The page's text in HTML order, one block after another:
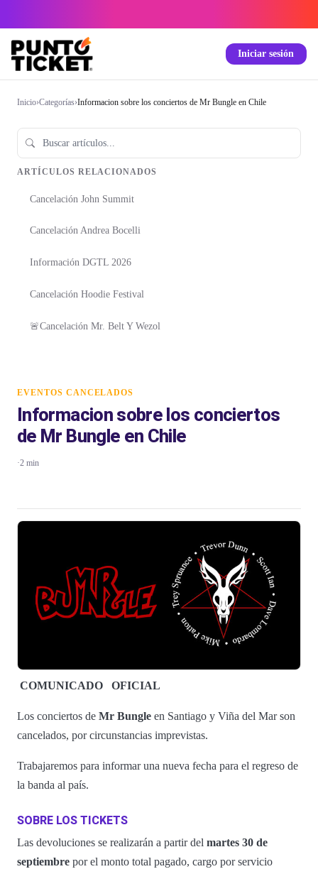
Iniciar sesión
Inicio›Categorías›Informacion sobre los conciertos de Mr Bungle en Chile
ARTÍCULOS RELACIONADOS
Cancelación John Summit
Cancelación Andrea Bocelli
Información DGTL 2026
Cancelación Hoodie Festival
🚨Cancelación Mr. Belt Y Wezol
EVENTOS CANCELADOS
Informacion sobre los conciertos
de Mr Bungle en Chile
·2 min
COMUNICADO OFICIAL
Los conciertos de Mr Bungle en Santiago y Viña del Mar son
cancelados, por circunstancias imprevistas.
Trabajaremos para informar una nueva fecha para el regreso de
la banda al país.
SOBRE LOS TICKETS
Las devoluciones se realizarán a partir del martes 30 de
septiembre por el monto total pagado, cargo por servicio